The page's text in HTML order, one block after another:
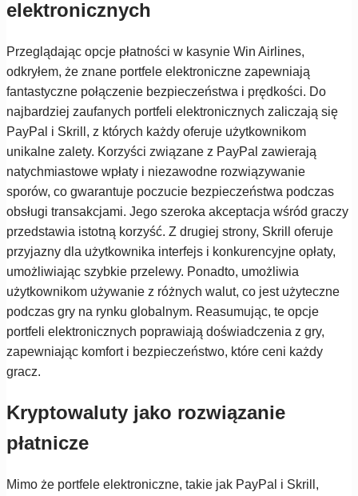
elektronicznych
Przeglądając opcje płatności w kasynie Win Airlines,
odkryłem, że znane portfele elektroniczne zapewniają
fantastyczne połączenie bezpieczeństwa i prędkości. Do
najbardziej zaufanych portfeli elektronicznych zaliczają się
PayPal i Skrill, z których każdy oferuje użytkownikom
unikalne zalety. Korzyści związane z PayPal zawierają
natychmiastowe wpłaty i niezawodne rozwiązywanie
sporów, co gwarantuje poczucie bezpieczeństwa podczas
obsługi transakcjami. Jego szeroka akceptacja wśród graczy
przedstawia istotną korzyść. Z drugiej strony, Skrill oferuje
przyjazny dla użytkownika interfejs i konkurencyjne opłaty,
umożliwiając szybkie przelewy. Ponadto, umożliwia
użytkownikom używanie z różnych walut, co jest użyteczne
podczas gry na rynku globalnym. Reasumując, te opcje
portfeli elektronicznych poprawiają doświadczenia z gry,
zapewniając komfort i bezpieczeństwo, które ceni każdy
gracz.
Kryptowaluty jako rozwiązanie
płatnicze
Mimo że portfele elektroniczne, takie jak PayPal i Skrill,